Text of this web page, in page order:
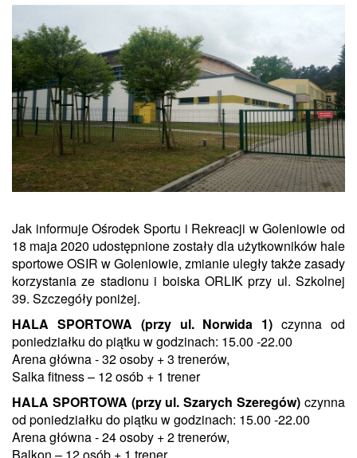
Jak informuje Ośrodek Sportu i Rekreacji w Goleniowie od
18 maja 2020 udostępnione zostały dla użytkowników hale
sportowe OSIR w Goleniowie, zmianie uległy także zasady
korzystania ze stadionu i boiska ORLIK przy ul. Szkolnej
39. Szczegóły poniżej.
HALA SPORTOWA (przy ul. Norwida 1) czynna od
poniedziałku do piątku w godzinach: 15.00 -22.00
Arena główna - 32 osoby + 3 trenerów,
Salka fitness – 12 osób + 1 trener
HALA SPORTOWA (przy ul. Szarych Szeregów) czynna
od poniedziałku do piątku w godzinach: 15.00 -22.00
Arena główna - 24 osoby + 2 trenerów,
Balkon – 12 osób + 1 trener